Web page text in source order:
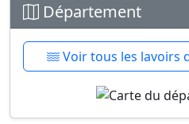
Département
Voir tous les lavoirs